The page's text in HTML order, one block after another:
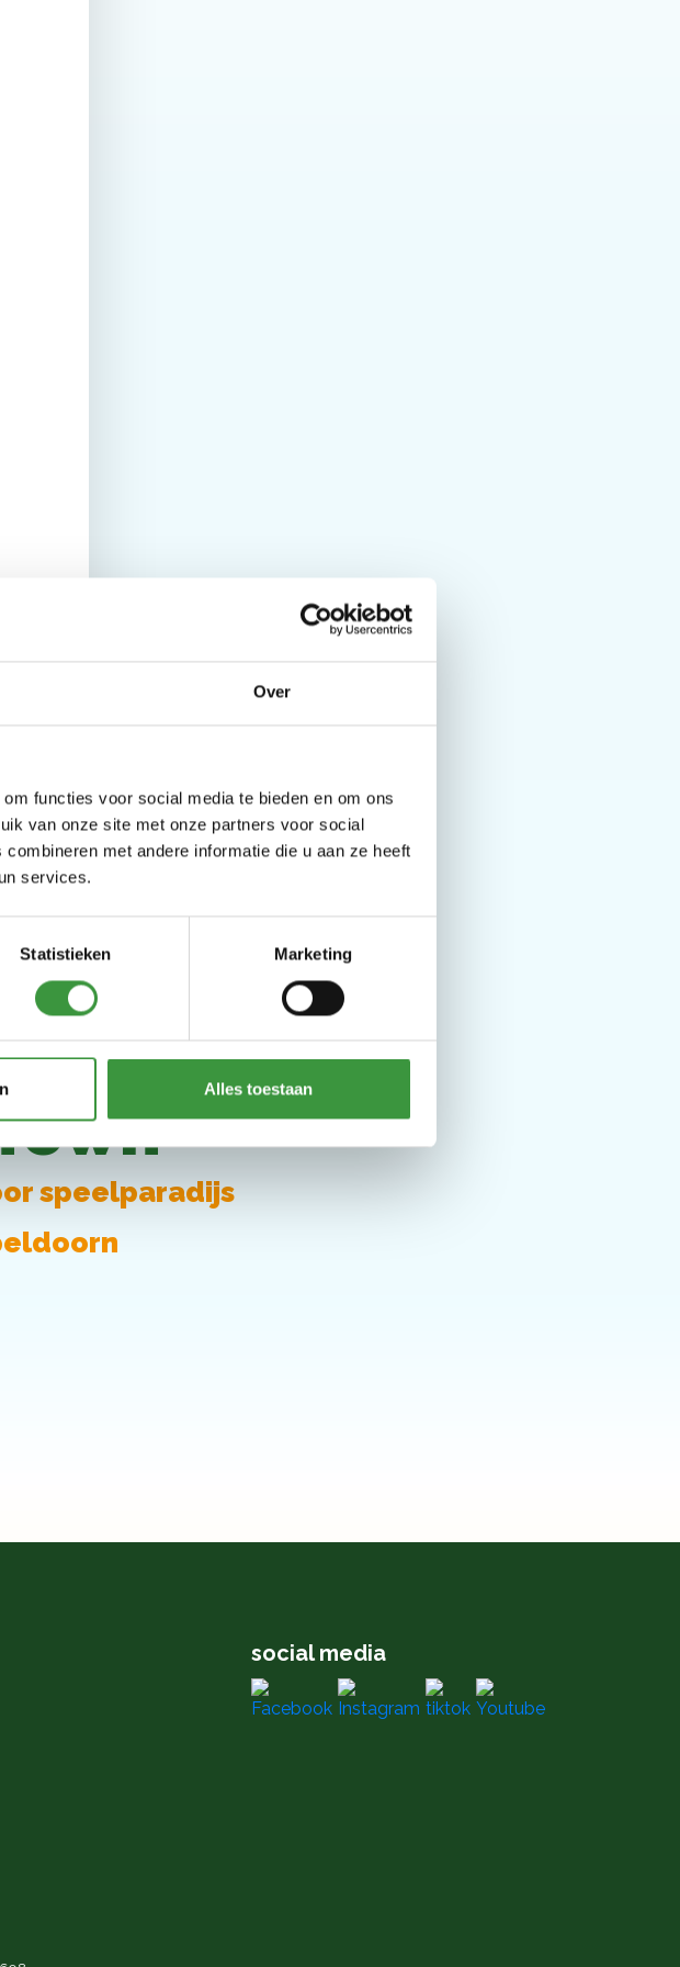
Over
functies voor social media te bieden en om ons
van onze site met onze partners voor social
met andere informatie die u aan ze heeft
services.
Statistieken Marketing
Alles toestaan
speelparadijs
social media